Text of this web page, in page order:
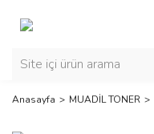
Anasayfa MUADİL TONER